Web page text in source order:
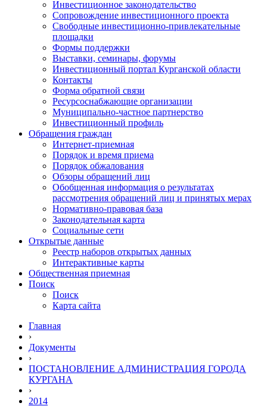
Инвестиционное законодательство
Сопровождение инвестиционного проекта
Свободные инвестиционно-привлекательные
площадки
Формы поддержки
Выставки, семинары, форумы
Инвестиционный портал Курганской области
Контакты
Форма обратной связи
Ресурсоснабжающие организации
Муниципально-частное партнерство
Инвестиционный профиль
Обращения граждан
Интернет-приемная
Порядок и время приема
Порядок обжалования
Обзоры обращений лиц
Обобщенная информация о результатах
рассмотрения обращений лиц и принятых мерах
Нормативно-правовая база
Законодательная карта
Социальные сети
Открытые данные
Реестр наборов открытых данных
Интерактивные карты
Общественная приемная
Поиск
Поиск
Карта сайта
Главная
›
Документы
›
ПОСТАНОВЛЕНИЕ АДМИНИСТРАЦИЯ ГОРОДА
КУРГАНА
›
2014